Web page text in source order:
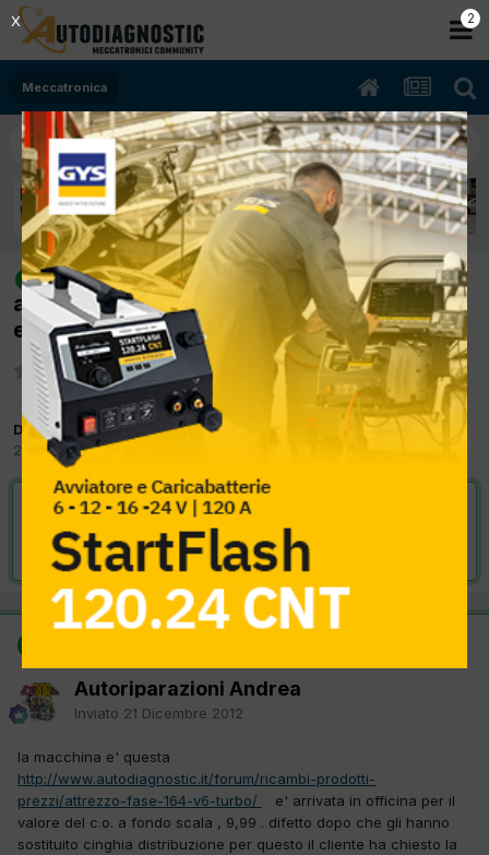
Meccatronica
risolto
[164 v6 turbo 04/1995 1996cc
ar64102 148Kw Benzina] valore co a 9.99
errore sonda lambda limite infe
Da Autoriparazioni Andrea
21 Dicembre 2012
VAI ALLA SOLUZIONE
Risolta da Autoriparazioni Andrea,
Autoriparazioni Andrea
Inviato 21 Dicembre 2012
la macchina e' questa
http://www.autodiagnostic.it/forum/ricambi-prodotti-
prezzi/attrezzo-fase-164-v6-turbo/
e' arrivata in officina per il
valore del c.o. a fondo scala , 9,99 . difetto dopo che gli hanno
sostituito cinghia distribuzione per questo il cliente ha chiesto la
2
X